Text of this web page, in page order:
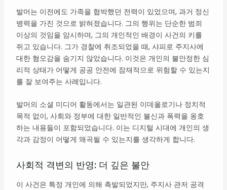
발머는 이전에도 가족을 협박했던 전력이 있었으며, 과거 정신
병력을 가진 것으로 밝혀졌습니다. 그의 행위는 단순한 범죄
이상의 것임을 암시하며, 그의 개인적인 배경이 사건의 키를
쥐고 있습니다. 그가 경찰에 취조되었을 때, 샤피로 주지사에
대한 혐오감을 숨기지 않았습니다. 이것은 개인의 불안정한 심
리적 상태가 어떻게 공공 안전에 잠재적으로 위험할 수 있는지
를 잘 보여주는 사례입니다.
발머의 소셜 미디어 활동에서는 일관된 이데올로기나 정치적
목적 없이, 사회와 정부에 대한 일반적인 불신과 폭력을 옹호
하는 내용들이 포함되었습니다. 이는 디지털 시대에 개인의 생
각과 감정이 어떻게 왜곡될 수 있는지를 생각하게 합니다.
사회적 격변의 반영: 더 깊은 불안
이 사건은 특정 개인에 의해 촉발되었지만, 주지사 관저 공격